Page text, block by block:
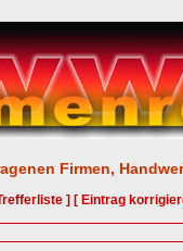
Firmen,
] [ Eintrag